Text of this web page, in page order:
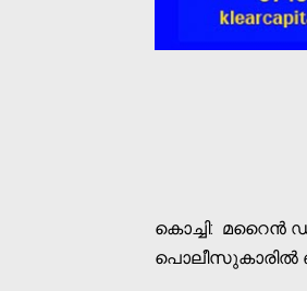
കൊച്ചി: മറൈന്‍
പൊലീസുകാരില്‍